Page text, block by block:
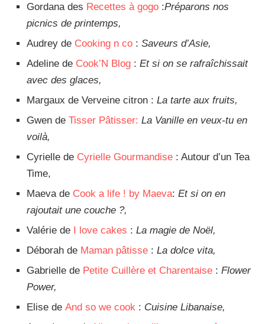
Gordana des Recettes à gogo :Préparons nos
picnics de printemps,
Audrey de Cooking n co : Saveurs d’Asie,
Adeline de Cook’N Blog : Et si on se rafraîchissait
avec des glaces,
Margaux de Verveine citron : La tarte aux fruits,
Gwen de Tisser Pâtisser: La Vanille en veux-tu en
voilà,
Cyrielle de Cyrielle Gourmandise : Autour d’un Tea
Time,
Maeva de Cook a life ! by Maeva: Et si on en
rajoutait une couche ?,
Valérie de I love cakes : La magie de Noël,
Déborah de Maman pâtisse : La dolce vita,
Gabrielle de Petite Cuillère et Charentaise : Flower
Power,
Elise de And so we cook : Cuisine Libanaise,